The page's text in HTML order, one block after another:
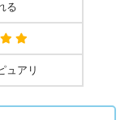
る
ュアリ